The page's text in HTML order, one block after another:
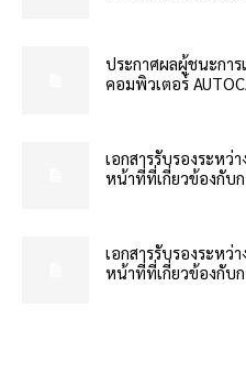
ประกาศผลผู้ชนะกา
คอมพิวเตอร์
เอกสารรับรองระหว่
หน้าที่ที่เกี่ยวข้องกับ
เอกสารรับรองระหว่
หน้าที่ที่เกี่ยวข้องกับ